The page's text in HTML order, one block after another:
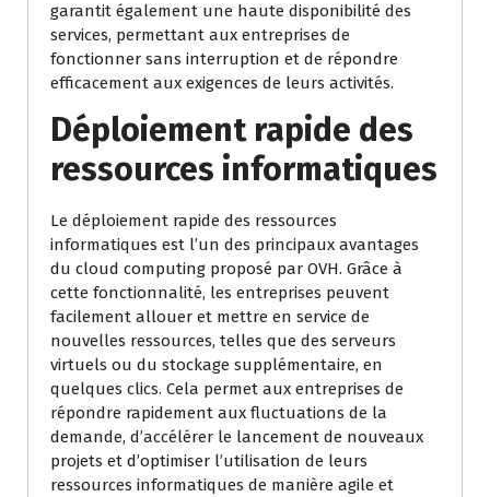
garantit également une haute disponibilité des
services, permettant aux entreprises de
fonctionner sans interruption et de répondre
efficacement aux exigences de leurs activités.
Déploiement rapide des
ressources informatiques
Le déploiement rapide des ressources
informatiques est l’un des principaux avantages
du cloud computing proposé par OVH. Grâce à
cette fonctionnalité, les entreprises peuvent
facilement allouer et mettre en service de
nouvelles ressources, telles que des serveurs
virtuels ou du stockage supplémentaire, en
quelques clics. Cela permet aux entreprises de
répondre rapidement aux fluctuations de la
demande, d’accélérer le lancement de nouveaux
projets et d’optimiser l’utilisation de leurs
ressources informatiques de manière agile et